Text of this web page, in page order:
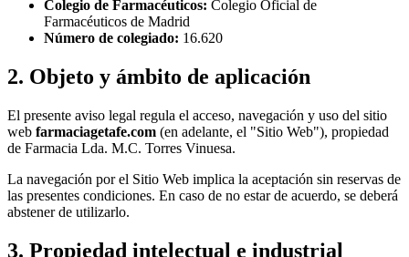
Colegio de Farmacéuticos: Colegio Oficial de
Farmacéuticos de Madrid
Número de colegiado: 16.620
2. Objeto y ámbito de aplicación
El presente aviso legal regula el acceso, navegación y uso del sitio
web farmaciagetafe.com (en adelante, el "Sitio Web"), propiedad
de Farmacia Lda. M.C. Torres Vinuesa.
La navegación por el Sitio Web implica la aceptación sin reservas de
las presentes condiciones. En caso de no estar de acuerdo, se deberá
abstener de utilizarlo.
3. Propiedad intelectual e industrial